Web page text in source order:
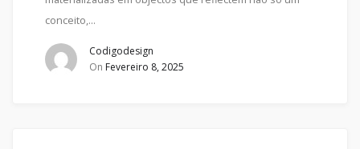
conceito,...
Codigodesign
On Fevereiro 8, 2025